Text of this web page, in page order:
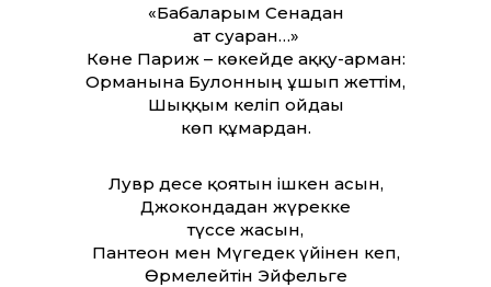
«Бабаларым Сенадан
ат суарған…»
Көне Париж – көкейде аққу-арман:
Орманына Булонның ұшып жеттім,
Шыққым келіп ойдағы
көп құмардан.
Лувр десе қоятын ішкен асын,
Джокондадан жүрекке
түссе жасын,
Пантеон мен Мүгедек үйінен кеп,
Өрмелейтін Эйфельге